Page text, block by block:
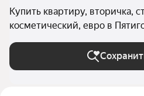
Купить квартиру, вторичка,
косметический, евро в